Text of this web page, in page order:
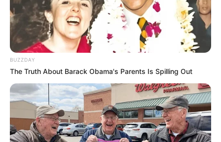
BUZZDAY
The Truth About Barack Obama's Parents Is Spilling Out